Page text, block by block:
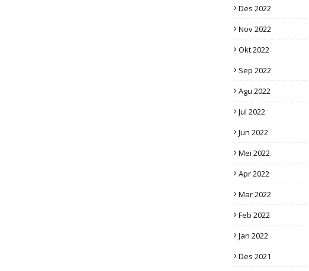
Des 2022
Nov 2022
Okt 2022
Sep 2022
Agu 2022
Jul 2022
Jun 2022
Mei 2022
Apr 2022
Mar 2022
Feb 2022
Jan 2022
Des 2021